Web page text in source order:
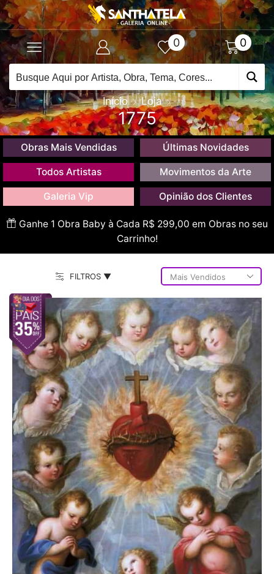
0 0
Início Loja
1775
Obras Mais Vendidas Últimas Novidades
Todos Artistas Movimentos da Arte
Galeria Vip Opinião dos Clientes
Ganhe 1 Obra Baby à Cada R$ 299,00 em Obras no seu
Carrinho!
FILTROS ▼